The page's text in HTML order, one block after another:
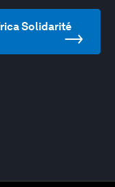
Solidarité